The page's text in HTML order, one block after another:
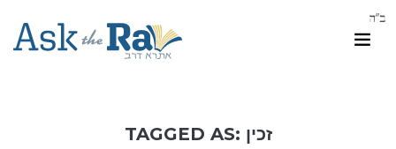
TAGGED AS: זכין